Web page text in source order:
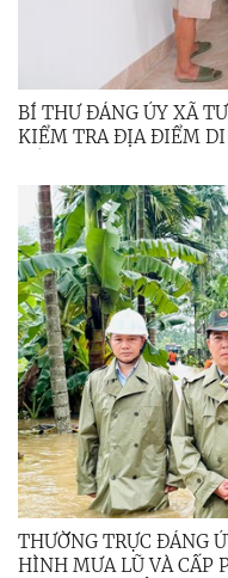
BÍ THƯ ĐẢNG ỦY XÃ
KIỂM TRA ĐỊA ĐIỂM DI
THƯỜNG TRỰC ĐẢNG
HÌNH MƯA LŨ VÀ CẤP